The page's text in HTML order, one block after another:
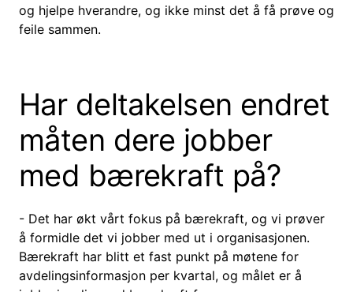
og hjelpe hverandre, og ikke minst det å få prøve og
feile sammen.
Har deltakelsen endret
måten dere jobber
med bærekraft på?
- Det har økt vårt fokus på bærekraft, og vi prøver
å formidle det vi jobber med ut i organisasjonen.
Bærekraft har blitt et fast punkt på møtene for
avdelingsinformasjon per kvartal, og målet er å